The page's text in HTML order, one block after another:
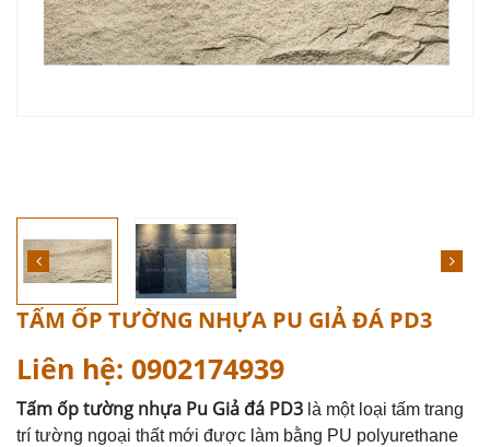
TẤM ỐP TƯỜNG NHỰA PU GIẢ ĐÁ PD3
Liên hệ: 0902174939
Tấm ốp tường nhựa Pu Giả đá PD3 là một loại tấm trang
trí tường ngoại thất mới được làm bằng PU polyurethane